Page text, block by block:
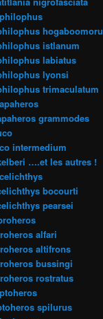
istlanum
labiatus
lyonsi
trimaculatum
grammodes
intermedium
….et les autres !
bocourti
pearsei
alfari
altifrons
bussingi
rostratus
spilurus